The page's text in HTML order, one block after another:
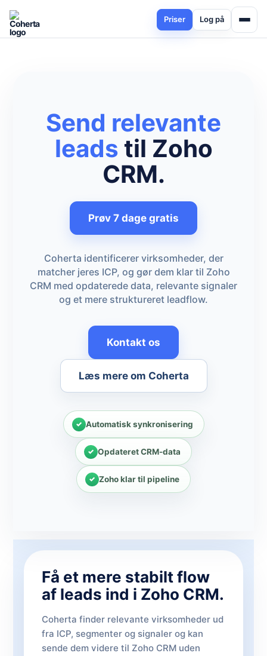
Priser Log på
Send relevante
leads til Zoho
CRM.
Prøv 7 dage gratis
Coherta identificerer virksomheder, der
matcher jeres ICP, og gør dem klar til Zoho
CRM med opdaterede data, relevante signaler
og et mere struktureret leadflow.
Kontakt os
Læs mere om Coherta
Automatisk synkronisering
Opdateret CRM-data
Zoho klar til pipeline
Få et mere stabilt flow
af leads ind i Zoho CRM.
Coherta finder relevante virksomheder ud
fra ICP, segmenter og signaler og kan
sende dem videre til Zoho CRM uden